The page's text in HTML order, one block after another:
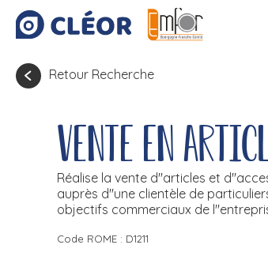
Retour Recherche
Vente en
Réalise la vente d''articles et
auprès d''une clientèle de
objectifs commerciaux de
Code ROME : D1211